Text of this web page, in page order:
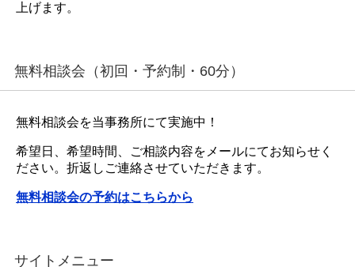
上げます。
無料相談会（初回・予約制・60分）
無料相談会を当事務所にて実施中！
希望日、希望時間、ご相談内容をメールにてお知らせく
ださい。折返しご連絡させていただきます。
無料相談会の予約はこちらから
サイトメニュー